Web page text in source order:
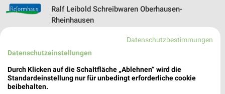
❯
Ralf Leibold Schreibwaren Oberhausen-
Rheinhausen
68794 Oberhausen-Rheinhausen
500,32 km • Angebote: 1 Prospekt
Datenschutzbestimmungen
Datenschutzeinstellungen
Durch Klicken auf die Schaltfläche „Ablehnen“ wird die
Standardeinstellung nur für unbedingt erforderliche cookie
beibehalten.